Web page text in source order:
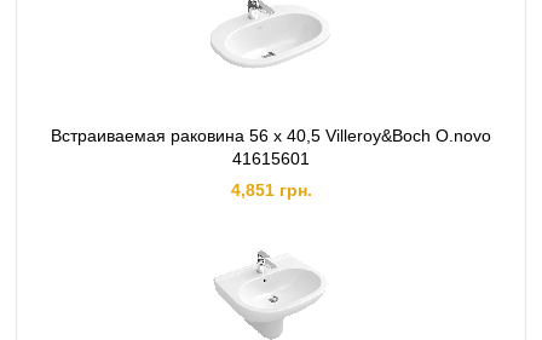
Встраиваемая раковина 56 х 40,5 Villeroy&Boch O.novo
41615601
4,851 грн.